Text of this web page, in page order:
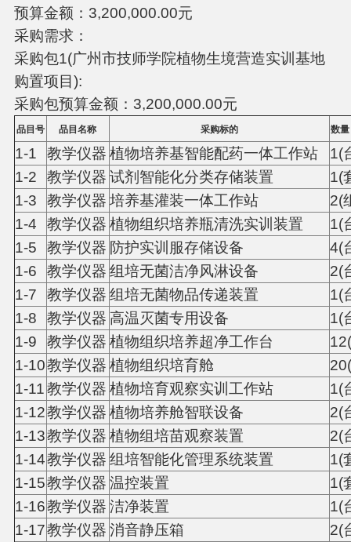
预算金额：3,200,000.00元
采购需求：
采购包1(广州市技师学院植物生境营造实训基地
购置项目):
采购包预算金额：3,200,000.00元
品目号 品目名称 采购标的 数
1-1 教学仪器 植物培养基智能配药一体工作站
1(
1-2
教学仪器 试剂智能化分类存储装置
1(
1-3
教学仪器 培养基灌装一体工作站
2(
1-4
教学仪器 植物组织培养瓶清洗实训装置
1(
1-5
教学仪器 防护实训服存储设备
4(
1-6
教学仪器 组培无菌洁净风淋设备
2(
1-7
教学仪器 组培无菌物品传递装置
1(
1-8
教学仪器 高温灭菌专用设备
1(
1-9
教学仪器 植物组织培养超净工作台
1-10教学仪器 植物组织培育舱
1-11教学仪器 植物培育观察实训工作站
1(
1-12教学仪器 植物培养舱智联设备
2(
1-13教学仪器 植物组培苗观察装置
2(
1-14教学仪器 组培智能化管理系统装置
1(
1-15教学仪器 温控装置
1(
1-16教学仪器 洁净装置
1(
1-17教学仪器 消音静压箱
2(